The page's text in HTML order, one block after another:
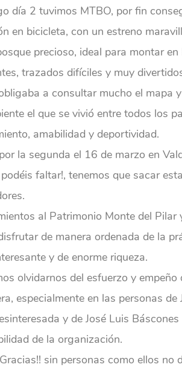
día 2 tuvimos MTBO, por fin
en bicicleta, con un estreno
precioso, ideal para montar
trazados difíciles y muy
a consultar mucho el mapa
el que se vivió entre todos los
amabilidad y deportividad.
la segunda el 16 de marzo en
faltar!, tenemos que sacar
al Patrimonio Monte del
de manera ordenada de la
y de enorme riqueza.
olvidarnos del esfuerzo y empeño
especialmente en las personas
y de José Luis
de la organización.
Gracias!! sin personas como ellos